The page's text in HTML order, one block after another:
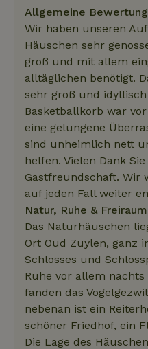
Allgemeine
Wir haben unseren
Häuschen sehr
groß und mit allem
alltäglichen benötigt.
sehr groß und idyllisch
Basketballkorb war
eine gelungene
sind unheimlich nett
helfen. Vielen Dank
Gastfreundschaft. Wir
auf jeden Fall weiter
Natur, Ruhe &
Das Naturhäuschen
Ort Oud Zuylen, ganz
Schlosses und
Ruhe vor allem nachts
fanden das
nebenan ist ein
schöner Friedhof, ein
Die Lage des